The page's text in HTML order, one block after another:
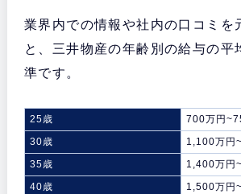
業界内での情報や社内の口コミを
と、三井物産の年齢別の給与の平
準です。
25歳
700万円
30歳
1,100万円
35歳
1,400万円
40歳
1,500万円